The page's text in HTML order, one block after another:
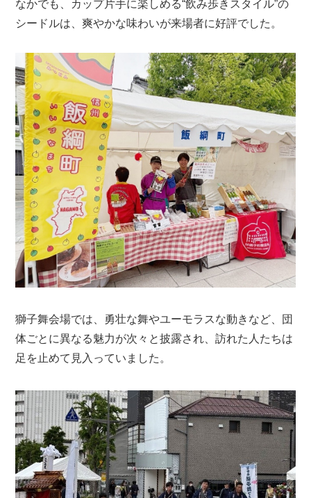
なかでも、カップ片手に楽しめる“飲み歩きスタイル”の
シードルは、爽やかな味わいが来場者に好評でした。
獅子舞会場では、勇壮な舞やユーモラスな動きなど、団
体ごとに異なる魅力が次々と披露され、訪れた人たちは
足を止めて見入っていました。